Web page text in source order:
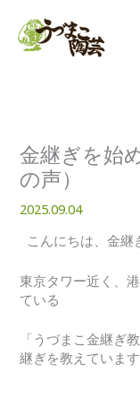
金継ぎを始
の声）
2025.09.04
こんにちは、金継
東京タワー近く、
ている
「うづまこ金継ぎ
継ぎを教えています